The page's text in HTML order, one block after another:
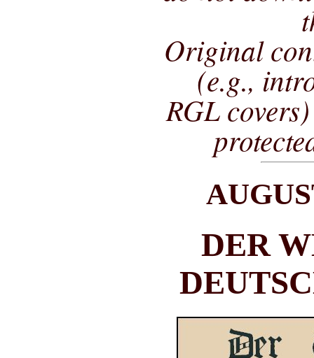
Original
(e.g.,
RGL
DER